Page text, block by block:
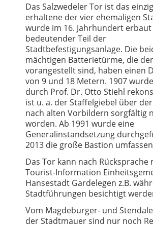
Das Salzwedeler Tor ist das
erhaltene der vier ehemaligen
wurde im 16. Jahrhundert
bedeutender Teil der
Stadtbefestigungsanlage. Die
mächtigen Batterietürme, die
vorangestellt sind, haben einen
von 9 und 18 Metern. 1907
durch Prof. Dr. Otto Stiehl
ist u. a. der Staffelgiebel über
nach alten Vorbildern sorgfältig
worden. Ab 1991 wurde eine
Generalinstandsetzung
2013 die große Bastion
Das Tor kann nach Rücksprache
Tourist-Information
Hansestadt Gardelegen z.B.
Stadtführungen besichtigt
Vom Magdeburger- und
der Stadtmauer sind nur noch